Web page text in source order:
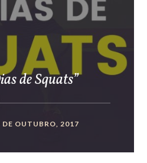
de Squats”
DE OUTUBRO, 2017